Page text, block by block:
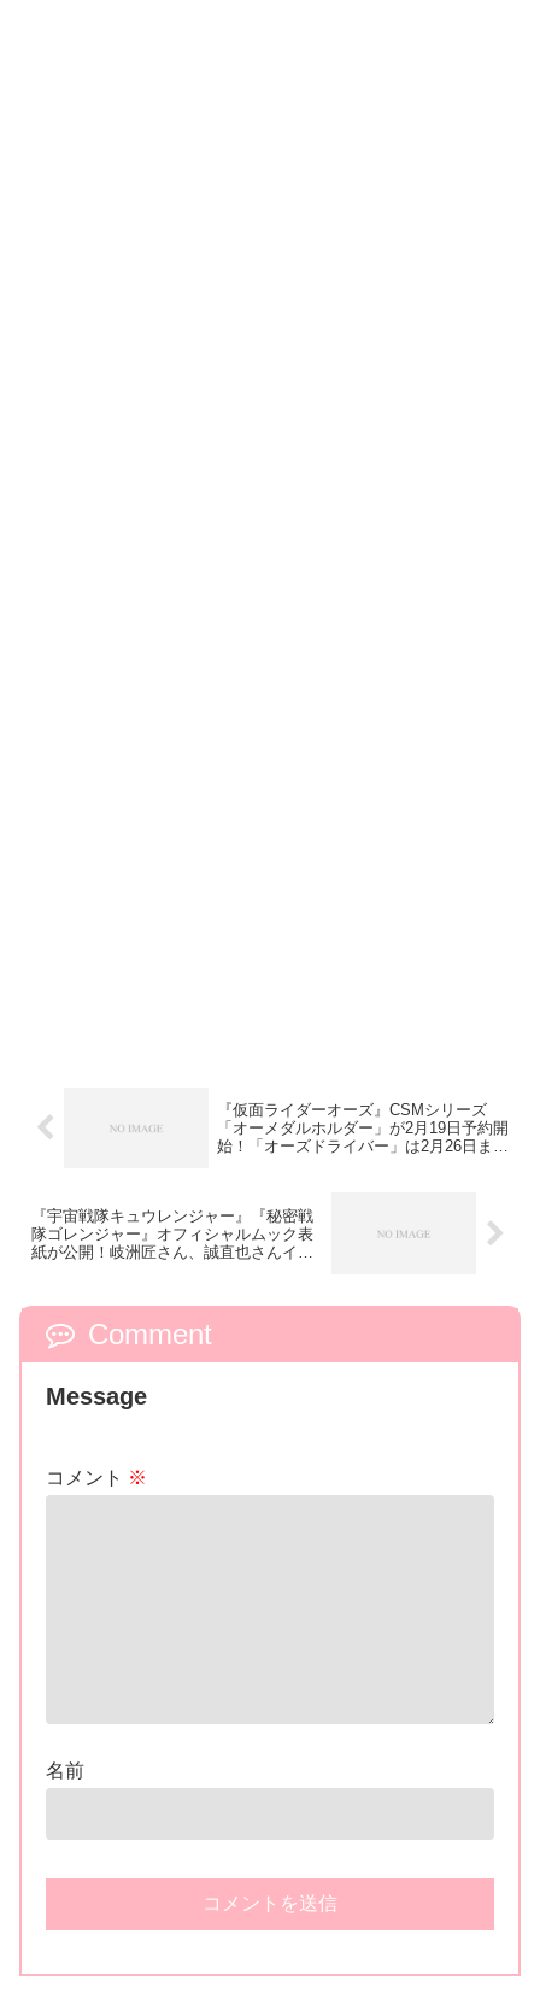
『仮面ライダーオーズ』CSMシリーズ
「オーメダルホルダー」が2月19日予約開
始！「オーズドライバー」は2月26日ま
『宇宙戦隊キュウレンジャー』『秘密戦
隊ゴレンジャー』オフィシャルムック表
紙が公開！岐洲匠さん、誠直也さんイン
Comment
Message
コメント ※
名前